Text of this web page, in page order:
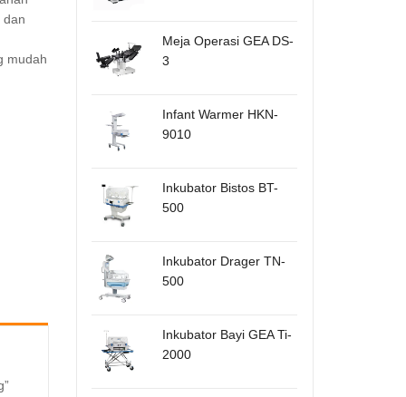
dan
mudah
Meja Operasi GEA DS-
3
Infant Warmer HKN-
9010
Inkubator Bistos BT-
500
Inkubator Drager TN-
500
Inkubator Bayi GEA Ti-
2000